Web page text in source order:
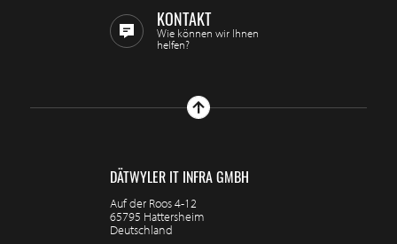
KONTAKT
Wie können wir Ihnen
helfen?
DÄTWYLER IT INFRA GMBH
Auf der Roos 4-12
65795 Hattersheim
Deutschland